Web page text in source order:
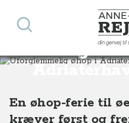
Anne-
din genvej til
Søg
Destinationer Europa
En øhop-ferie til
kræver først og